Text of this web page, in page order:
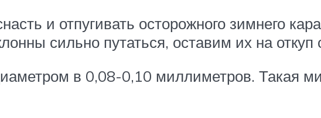
и отпугивать осторожного зимнего
сильно путаться, оставим их на откуп
в 0,08-0,10 миллиметров. Такая